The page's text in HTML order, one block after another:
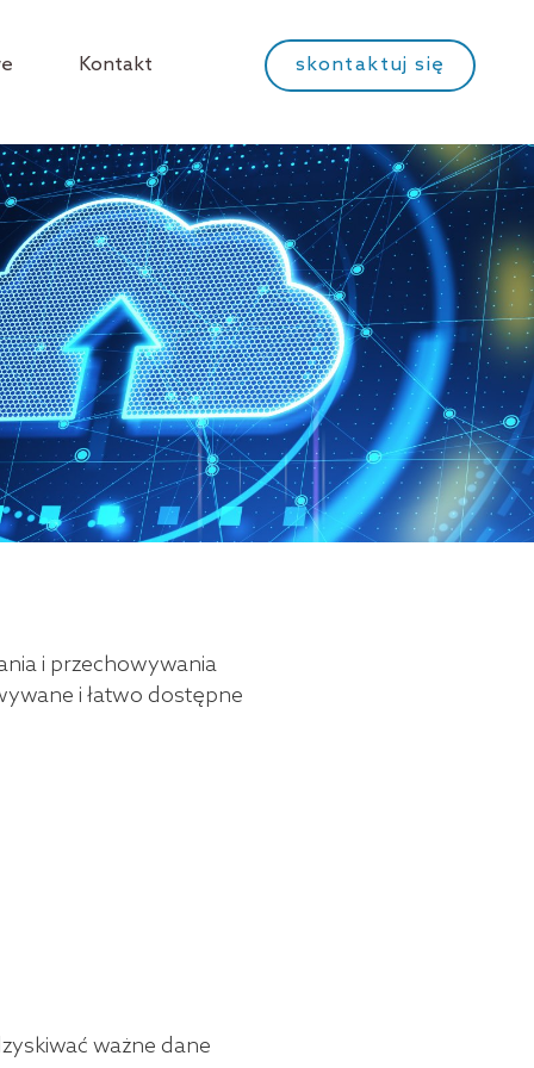
Kontakt skontaktuj się
i przechowywania
i łatwo dostępne
ważne dane